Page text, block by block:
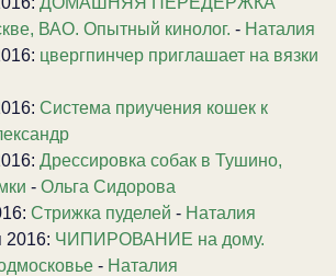
ВАО. Опытный кинолог. - Наталия
цвергпинчер приглашает на вязки
Система приучения кошек к
Дрессировка собак в Тушино,
- Ольга Сидорова
Стрижка пуделей - Наталия
2016: ЧИПИРОВАНИЕ на дому.
- Наталия